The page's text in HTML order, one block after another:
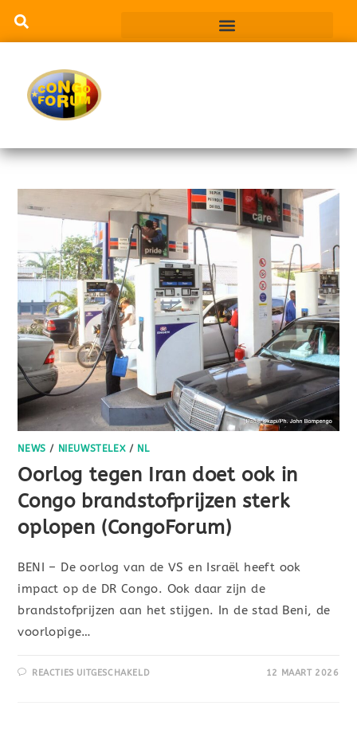
NEWS / NIEUWSTELEX/ NL
Oorlog tegen Iran doet ook in
Congo brandstofprijzen sterk
oplopen (CongoForum)
BENI – De oorlog van de VS en Israël heeft ook
impact op de DR Congo. Ook daar zijn de
brandstofprijzen aan het stijgen. In de stad Beni, de
voorlopige…
REACTIES UITGESCHAKELD 12 MAART 2026